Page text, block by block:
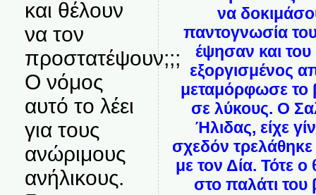
και θέλουν
να τον
προστατέψουν;;;
Ο νόμος
αυτό το λέει
για τους
ανώριμους
ανήλικους.
να
παντογνωσία
έψησαν και
εξοργισμένος
μεταμόρφωσε το
σε λύκους. Ο
Ήλιδας, είχε
σχεδόν τρελάθηκε
με τον Δία. Τότε ο
στο παλάτι του